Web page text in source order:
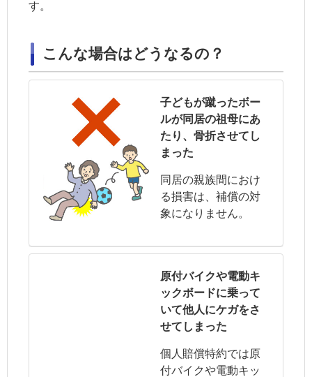
す。
こんな場合はどうなるの？
子どもが蹴ったボー
ルが同居の祖母にあ
たり、骨折させてし
まった
同居の親族間におけ
る損害は、補償の対
象になりません。
原付バイクや電動キ
ックボードに乗って
いて他人にケガをさ
せてしまった
個人賠償特約では原
付バイクや電動キッ